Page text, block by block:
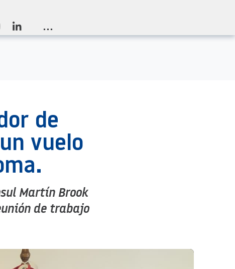
...
de
vuelo
Martín Brook
de trabajo